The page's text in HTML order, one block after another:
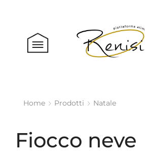
Home Prodotti Natale
Fiocco neve